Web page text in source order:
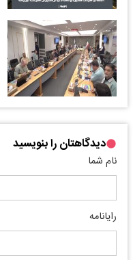
دیدگاهتان را بنویسید
نام شما
رایانامه